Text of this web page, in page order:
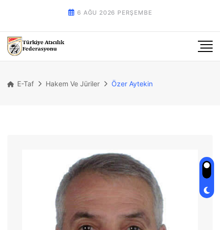
6 AĞU 2026 PERŞEMBE
E-Taf Hakem Ve Jüriler Özer Aytekin